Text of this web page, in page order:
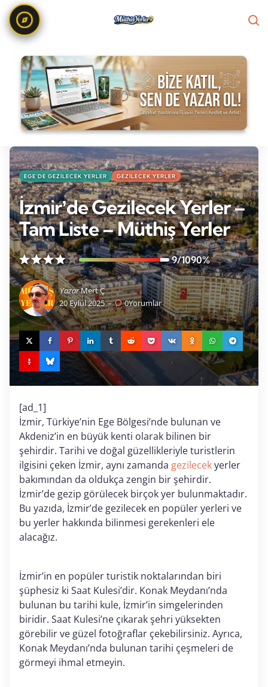
EGE'DE GEZILECEK YERLER GEZILECEK YERLER
İzmirʼde Gezilecek Yerler –
Tam Liste – Müthiş Yerler
9/1090%
YazarMert Ç
20 Eylül 2025
0Yorumlar
[ad_1]
İzmir, Türkiye’nin Ege Bölgesi’nde bulunan ve
Akdeniz’in en büyük kenti olarak bilinen bir
şehirdir. Tarihi ve doğal güzellikleriyle turistlerin
ilgisini çeken İzmir, aynı zamanda gezilecekyerler
bakımından da oldukça zengin bir şehirdir.
İzmir’de gezip görülecek birçok yer bulunmaktadır.
Bu yazıda, İzmir’de gezilecek en popüler yerleri ve
bu yerler hakkında bilinmesi gerekenleri ele
alacağız.
İzmir’in en popüler turistik noktalarından biri
şüphesiz ki Saat Kulesi’dir. Konak Meydanı’nda
bulunan bu tarihi kule, İzmir’in simgelerinden
biridir. Saat Kulesi’ne çıkarak şehri yüksekten
görebilir ve güzel fotoğraflar çekebilirsiniz. Ayrıca,
Konak Meydanı’nda bulunan tarihi çeşmeleri de
görmeyi ihmal etmeyin.